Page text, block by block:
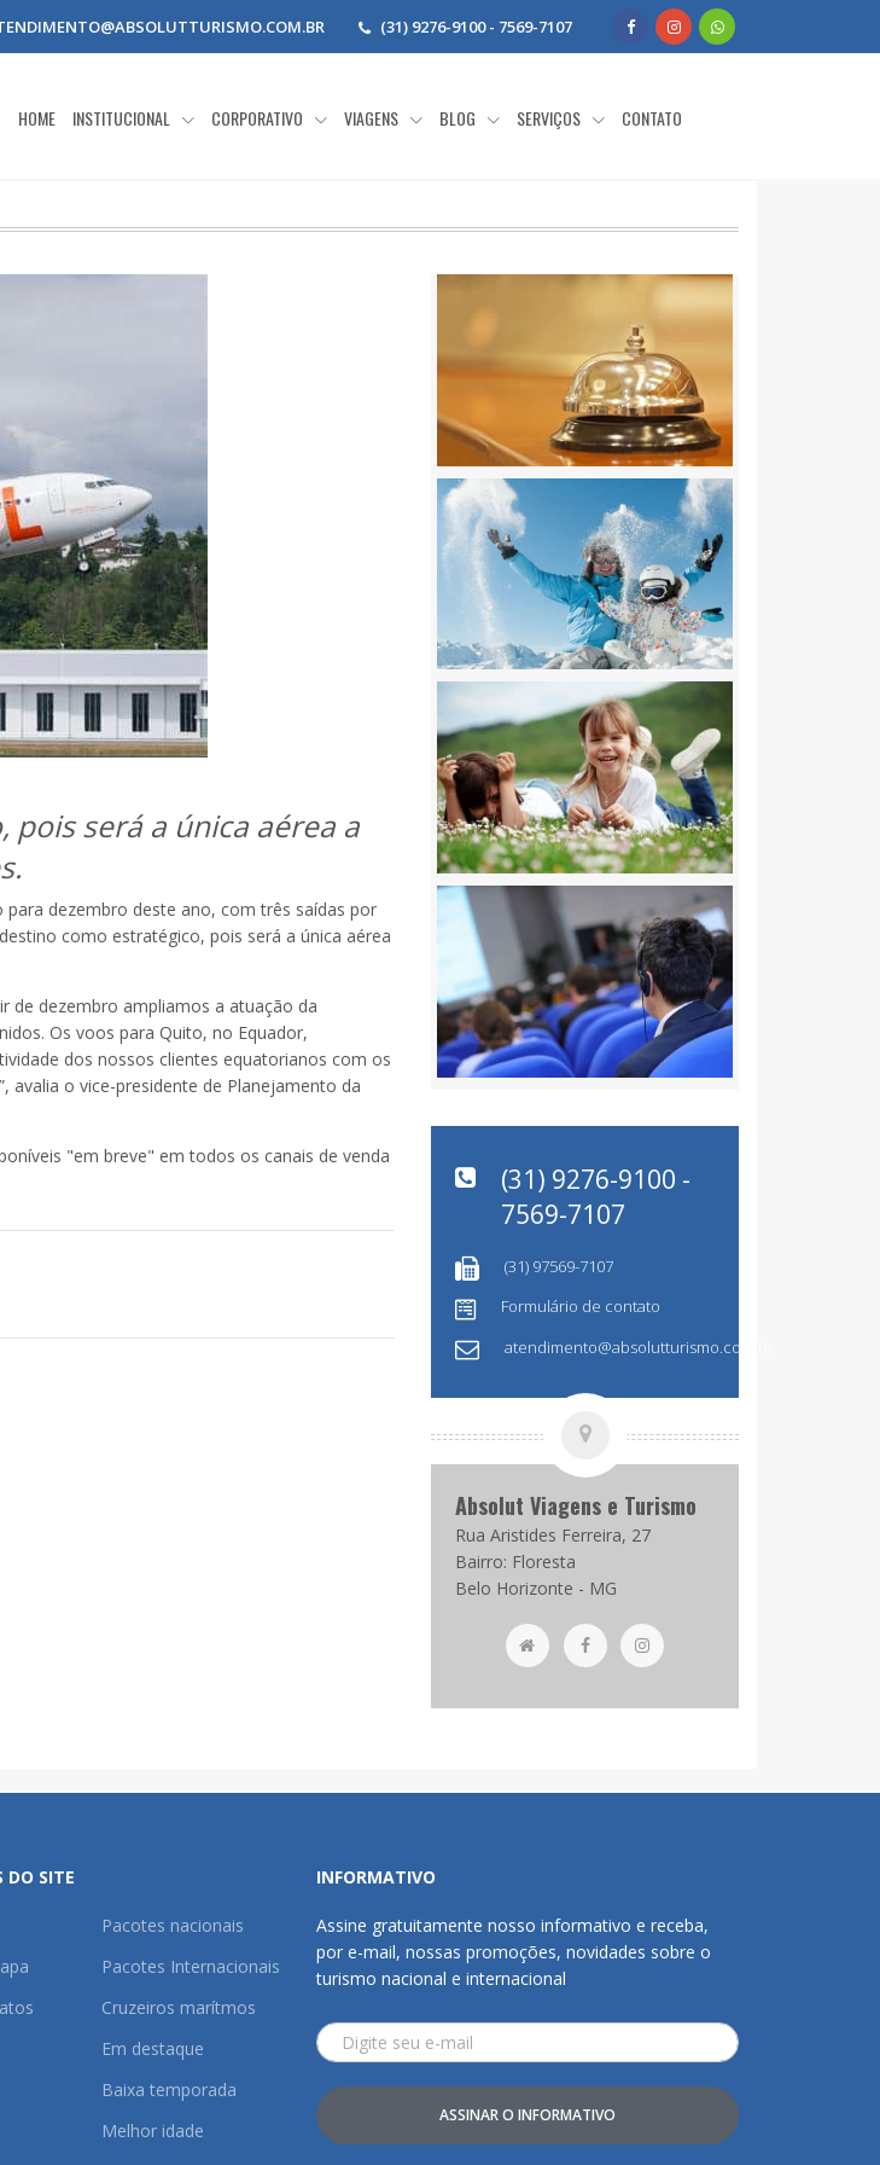
(31) 9276-9100 - 7569-7107
HOME INSTITUCIONAL CORPORATIVO VIAGENS BLOG SERVIÇOS CONTATO
será a única aérea a
dezembro deste ano, com três saídas por
como estratégico, pois será a única aérea
de dezembro ampliamos a atuação da
Os voos para Quito, no Equador,
dos nossos clientes equatorianos com os
avalia o vice-presidente de Planejamento da
"em breve" em todos os canais de venda
(31) 9276-9100 -
7569-7107
(31) 97569-7107
Formulário de contato
atendimento@absolutturismo.com.br
Absolut Viagens e Turismo
Rua Aristides Ferreira, 27
Bairro: Floresta
Belo Horizonte - MG
DO SITE
Pacotes nacionais
Pacotes Internacionais
Cruzeiros marítmos
Em destaque
Baixa temporada
Melhor idade
INFORMATIVO
Assine gratuitamente nosso informativo e receba,
por e-mail, nossas promoções, novidades sobre o
turismo nacional e internacional
ASSINAR O INFORMATIVO